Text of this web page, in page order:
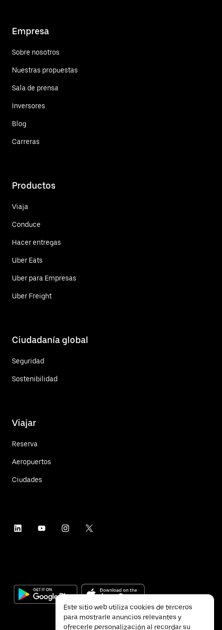
Empresa
Sobre nosotros
Nuestras propuestas
Sala de prensa
Inversores
Blog
Carreras
Productos
Viaja
Conduce
Hacer entregas
Uber Eats
Uber para Empresas
Uber Freight
Ciudadanía global
Seguridad
Sostenibilidad
Viajar
Reserva
Aeropuertos
Ciudades
Este sitio web utiliza cookies de terceros
para mostrarle anuncios relevantes y
ofrecerle personalización al recordar su